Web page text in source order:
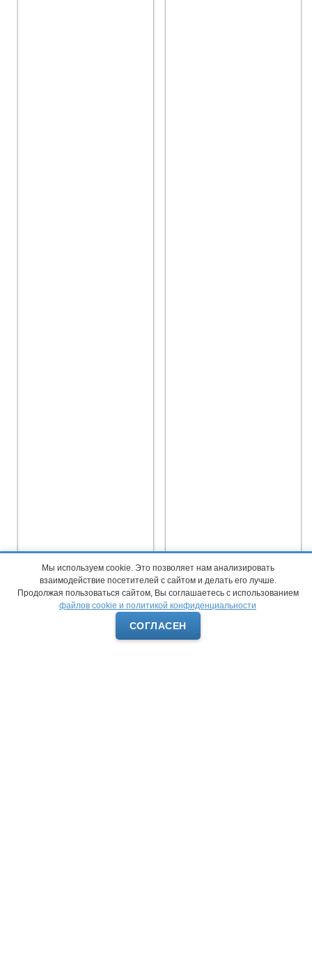
Мы используем cookie. Это позволяет нам анализировать
взаимодействие посетителей с сайтом и делать его лучше.
Продолжая пользоваться сайтом, Вы соглашаетесь с использованием
файлов cookie и политикой конфиденциальности
СОГЛАСЕН